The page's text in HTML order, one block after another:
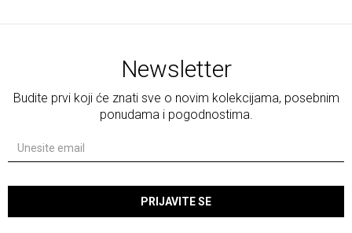
Newsletter
Budite prvi koji će znati sve o novim kolekcijama, posebnim
ponudama i pogodnostima.
PRIJAVITE SE